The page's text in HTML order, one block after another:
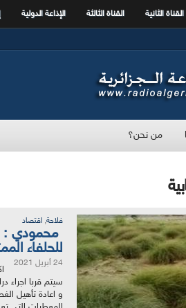
القناة الثانية القناة الثالثة الإذاعة الدولية
من نحن؟
فلاحة, اقتصاد
محمودي :
للحلفاء الممتد على
24 أبريل 2021
سيتم قربا اجراء
و اعادة تأهيل